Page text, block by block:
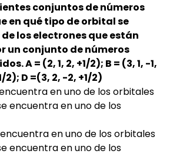
conjuntos de números
en qué tipo de orbital se
de los electrones que están
un conjunto de números
A = (2, 1, 2, +1/2); B = (3, 1, -1,
2); D =(3, 2, -2, +1/2)
en uno de los orbitales
encuentra en uno de los
en uno de los orbitales
encuentra en uno de los